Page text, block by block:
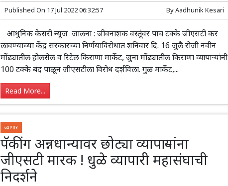
Published On 17 Jul 2022 06:32:57 ByAadhunik Kesari
आधुनिक केसरी न्यूज जालना : जीवनाशक वस्तूंवर पाच टक्के जीएसटी कर
लावण्याच्या केंद्र सरकारच्या निर्णयाविरोधात शनिवार दि. 16 जुलै रोजी नवीन
मोंढ्यातील होलसेल व रिटेल किराणा मार्केट, जुना मोंढ्यातील किराणा व्यापाऱ्यांनी
100 टक्के बंद पाळून जीएसटीला विरोध दर्शविला. गुळ मार्केट,...
Read More...
व्यापार
पॅकींग अन्नधान्यावर छोट्या व्यापाऱ्यांना
जीएसटी मारक ! धुळे व्यापारी महासंघाची
निदर्शने